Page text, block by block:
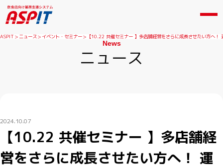
ASPIT ニュース イベント・セミナー 【10.22 共催セミナー 】多店舗経営をさらに成長させたい方へ
News
ニュース
2024.10.07
【10.22 共催セミナー 】多店舗経
営をさらに成長させたい方へ！ 運